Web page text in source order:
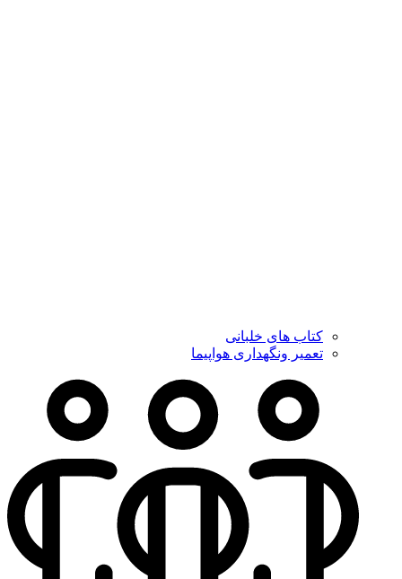
کتاب های خلبانی
تعمیر ونگهداری هواپیما